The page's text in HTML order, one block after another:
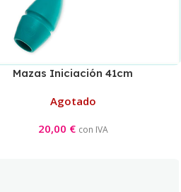
Mazas Iniciación 41cm
Agotado
20,00 € con IVA